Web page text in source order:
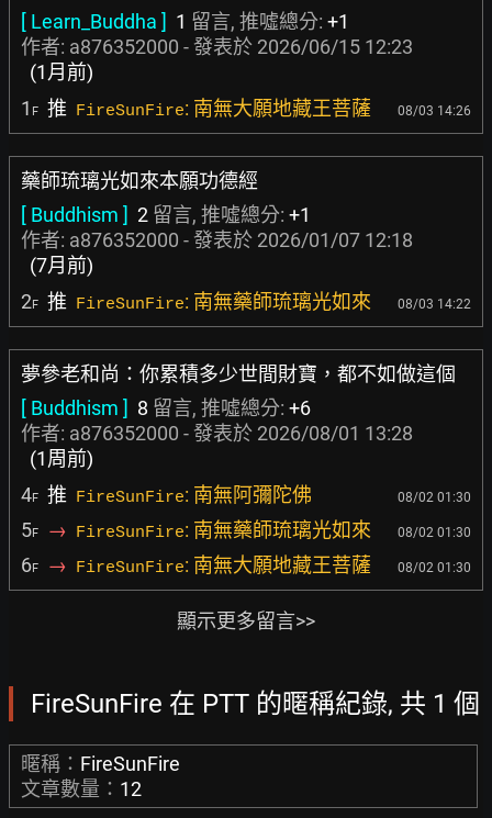
[ Learn_Buddha ] 1 留言, 推噓總分: +1
作者: a876352000 - 發表於 2026/06/15 12:23
(1月前)
1 F 推 FireSunFire: 南無大願地藏王菩薩 08/03 14:26
藥師琉璃光如來本願功德經
[ Buddhism ] 2 留言, 推噓總分: +1
作者: a876352000 - 發表於 2026/01/07 12:18
(7月前)
2F 推 FireSunFire: 南無藥師琉璃光如來 08/03 14:22
夢參老和尚：你累積多少世間財寶，都不如做這個
[ Buddhism ] 8 留言, 推噓總分: +6
作者: a876352000 - 發表於 2026/08/01 13:28
(1周前)
4F 推 FireSunFire: 南無阿彌陀佛 08/02 01:30
5F → FireSunFire: 南無藥師琉璃光如來 08/02 01:30
6F → FireSunFire: 南無大願地藏王菩薩 08/02 01:30
顯示更多留言>>
FireSunFire 在 PTT 的暱稱紀錄, 共 1 個
暱稱： FireSunFire
文章數量： 12